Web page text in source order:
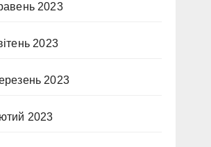
2023
2023
2023
2023